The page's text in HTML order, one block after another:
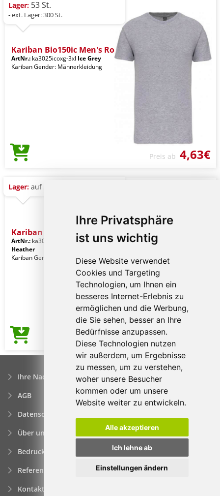
Ihre Privatsphäre
ist uns wichtig
Diese Website verwendet
Cookies und Targeting
Technologien, um Ihnen ein
besseres Internet-Erlebnis zu
ermöglichen und die Werbung,
die Sie sehen, besser an Ihre
Bedürfnisse anzupassen.
Diese Technologien nutzen
wir außerdem, um Ergebnisse
zu messen, um zu verstehen,
woher unsere Besucher
kommen oder um unsere
Website weiter zu entwickeln.
Alle akzeptieren
Ich lehne ab
Einstellungen ändern
Lager: 53 St.
- ext. Lager: 300 St.
Kariban Bio150ic Men's Ro
ArtNr.: ka3025icoxg-3xl Ice Grey
Kariban Gender: Männerkleidung
Preis ab 4,63€
Lager: auf Anfrage
Kariban Bio150ic Men's Ro
ArtNr.: ka3025icgrh-3xlGraphite
Heather
Kariban Gender: Männerkleidung
Preis ab
Ihre Nachfrage
AGB
Datenschutzerklärung
Über uns
Bedrucken von Werbeartikeln
Referenzen
Kontakt